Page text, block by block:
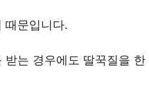
때문입니다.
받는 경우에도 딸꾹질을 한